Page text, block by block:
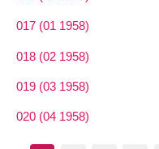
017 (01 1958)
018 (02 1958)
019 (03 1958)
020 (04 1958)